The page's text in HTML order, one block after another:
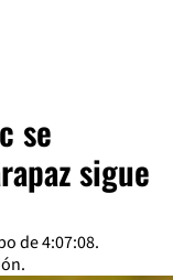
se
sigue
de 4:07:08.